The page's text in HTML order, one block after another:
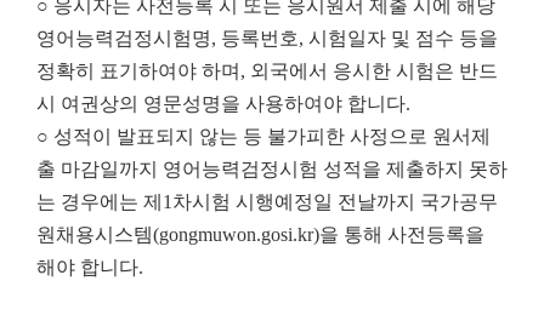
○ 응시자는 사전등록 시 또는 응시원서 제출 시에 해당
영어능력검정시험명, 등록번호, 시험일자 및 점수 등을
정확히 표기하여야 하며, 외국에서 응시한 시험은 반드
시 여권상의 영문성명을 사용하여야 합니다.
○ 성적이 발표되지 않는 등 불가피한 사정으로 원서제
출 마감일까지 영어능력검정시험 성적을 제출하지 못하
는 경우에는 제1차시험 시행예정일 전날까지 국가공무
원채용시스템(gongmuwon.gosi.kr)을 통해 사전등록을
해야 합니다.